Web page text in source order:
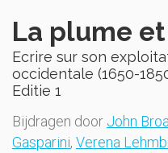
La plume
Ecrire sur son
occidentale (1650-
Editie 1
Bijdragen door John
Gasparini, Verena